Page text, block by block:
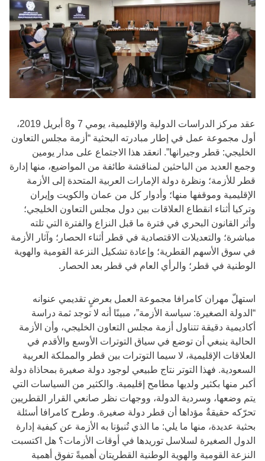
عقد مركز الدراسات الدولية والإقليمية، يومي 7 و8 أبريل 2019،
أول مجموعة عمل في إطار مبادرته البحثية “أزمة مجلس التعاون
الخليجي: قطر وجيرانها”. انعقد هذا الاجتماع على مدار يومين
وجمع العديد من الباحثين لمناقشة طائفة من المواضيع، منها إدارة
قطر للأزمة؛ ونظرة دولة الإمارات العربية المتحدة إلى الأزمة
الإقليمية وموقفها منها؛ وأدوار كل من عمان والكويت وإيران
وتركيا أثناء انقطاع العلاقات بين دول مجلس التعاون الخليجي؛
وأثر القانون البحري في فترة ما قبل النزاع والفترة التي تلته
مباشرة؛ والتعديلات الاقتصادية في قطر أثناء الحصار؛ وآثار الأزمة
في سوق الأسهم القطرية؛ وإعادة تشكيل النزعة القومية والهوية
الوطنية في قطر؛ والرأي العام في قطر بعد الحصار.
استهلّ مهران كامرافا مجموعة العمل بعرضٍ تقديمي عنوانه
“الدولة الصغيرة: سياسة الأزمة”، مبينًا أنه لا توجد ثمة دراسة
أكاديمية دقيقة تتناول أزمة مجلس التعاون الخليجي، وأن الأزمة
الحالية ينبغي أن توضع في سياق التوترات الأوسع والأقدم في
العلاقات الإقليمية، لا سيما التوترات بين قطر والمملكة العربية
السعودية. فهذا التوتر نتاج طبيعي لوجود دولة صغيرة بمحاذاة دولة
أكبر منها بكثير ولديها مطامح إقليمية. والكثير من السياسات التي
يتم وضعها، وسردية الدولة، ووجهات نظر صانعي القرار القطريين
تحرّكه حقيقةٌ مؤداها أن قطر دولة صغيرة. وطرح كامرافا أسئلة
بحثية عديدة، منها ما يلي: ما الذي تُنبؤنا به الأزمة عن كيفية إدارة
الدول الصغيرة لسلاسل توريدها في أوقات الأزمات؟ هل اكتسبت
النزعة القومية والهوية الوطنية القطريتان أهميةً تفوق أهمية